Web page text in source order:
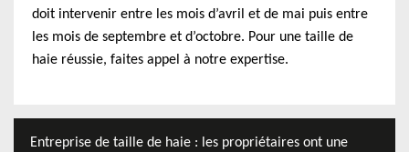
doit intervenir entre les mois d’avril et de mai puis entre
les mois de septembre et d’octobre. Pour une taille de
haie réussie, faites appel à notre expertise.
Entreprise de taille de haie : les propriétaires ont une